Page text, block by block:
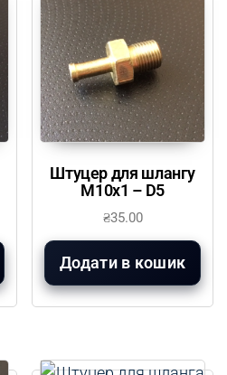
Штуцер для шлангу
М10х1 – D5
₴35.00
Додати в кошик